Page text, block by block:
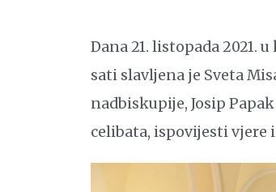
Dana 21. listopada 2021.
sati slavljena je Sveta
nadbiskupije, Josip
celibata, ispovijesti vjere